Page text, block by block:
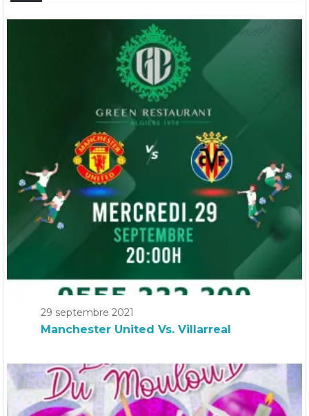
29 septembre 2021
Manchester United Vs. Villarreal